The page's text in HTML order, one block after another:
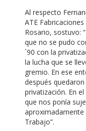
Al respecto
ATE
Rosario, sostuvo:
que no se pudo
`90 con la
la lucha que se
gremio. En ese
después
privatización. En
que nos ponía
Trabajo”.